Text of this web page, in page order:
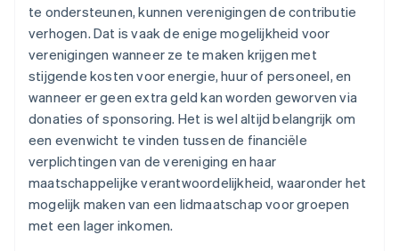
te ondersteunen, kunnen verenigingen de contributie
verhogen. Dat is vaak de enige mogelijkheid voor
verenigingen wanneer ze te maken krijgen met
stijgende kosten voor energie, huur of personeel, en
wanneer er geen extra geld kan worden geworven via
donaties of sponsoring. Het is wel altijd belangrijk om
een evenwicht te vinden tussen de financiële
verplichtingen van de vereniging en haar
maatschappelijke verantwoordelijkheid, waaronder het
mogelijk maken van een lidmaatschap voor groepen
met een lager inkomen.